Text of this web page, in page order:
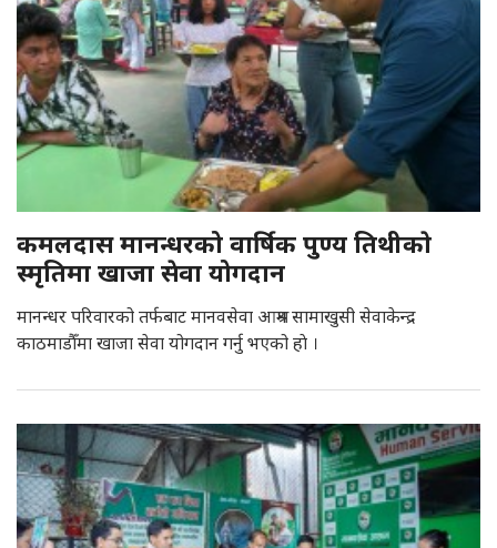
कमलदास मानन्धरको वार्षिक पुण्य तिथीकाे
स्मृतिमा खाजा सेवा योगदान
मानन्धर परिवारको तर्फबाट मानवसेवा आश्रम सामाखुसी सेवाकेन्द्र
काठमाडौँमा खाजा सेवा योगदान गर्नु भएको हाे ।